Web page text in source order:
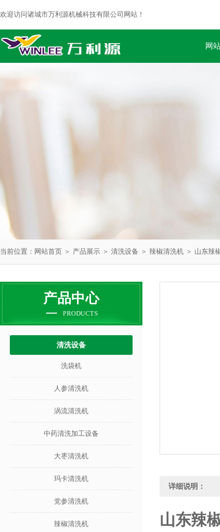
欢迎访问诸城市万利源机械科技有限公司网站！
网
当前位置： 网站首页 ＞ 产品展示 ＞ 清洗设备 ＞ 辣椒清洗机 ＞ 山东辣
产品中心
PRODUCTS
清洗设备
洗袋机
人参清洗机
涡流清洗机
中药清洗加工设备
大枣清洗机
玛卡清洗机
党参清洗机
辣椒清洗机
详细说明：
山东辣